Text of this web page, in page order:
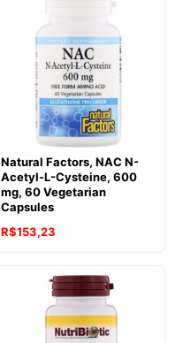
Natural Factors, NAC N-
Acetyl-L-Cysteine, 600
mg, 60 Vegetarian
Capsules
R$153,23